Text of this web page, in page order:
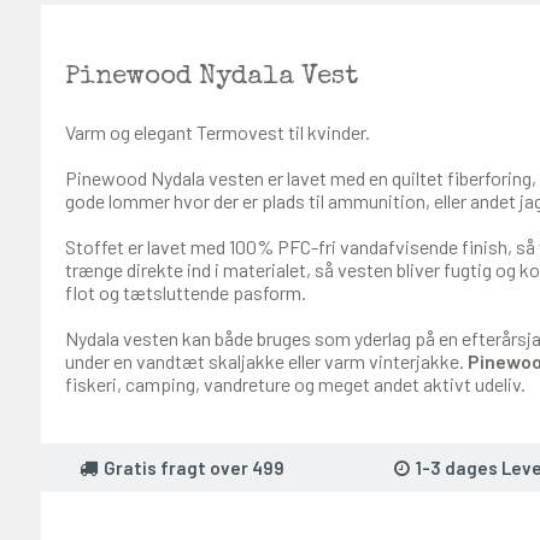
Pinewood Nydala Vest
Varm og elegant Termovest til kvinder.
Pinewood Nydala vesten er lavet med en quiltet
gode lommer hvor der er plads til ammunition, eller andet
Stoffet er lavet med 100% PFC-fri vandafvisende finish,
trænge direkte ind i materialet, så vesten bliver fugtig og
flot og tætsluttende pasform.
Nydala vesten kan både bruges som yderlag på en
under en vandtæt skaljakke eller varm vinterjakke.
fiskeri, camping, vandreture og meget andet aktivt udeliv.
Gratis fragt over 499 1-3 dages